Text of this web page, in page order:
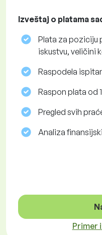
Izveštaj o platama
Plata za poziciju
iskustvu, veličini
Raspodela
Raspon plata od
Pregled svih
Analiza
Primer